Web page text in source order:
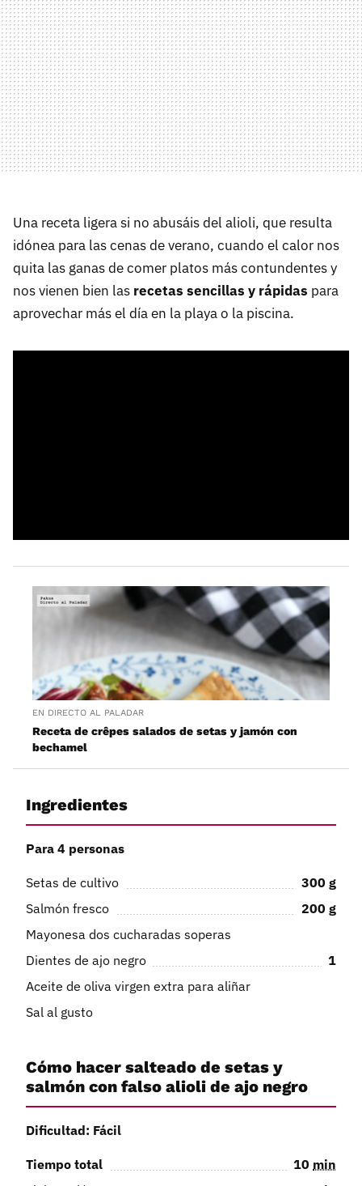
Una receta ligera si no abusáis del alioli, que resulta
idónea para las cenas de verano, cuando el calor nos
quita las ganas de comer platos más contundentes y
nos vienen bien las recetas sencillas y rápidas para
aprovechar más el día en la playa o la piscina.
EN DIRECTO AL PALADAR
Receta de crêpes salados de setas y jamón con
bechamel
Ingredientes
Para 4 personas
Setas de cultivo 300 g
Salmón fresco
200 g
Mayonesa dos cucharadas soperas
Dientes de ajo negro
1
Aceite de oliva virgen extra para aliñar
Sal al gusto
Cómo hacer salteado de setas y
salmón con falso alioli de ajo negro
Dificultad: Fácil
Tiempo total 10 min